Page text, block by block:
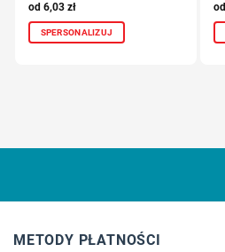
6,03 zł
SPERSONALIZUJ
METODY PŁATNOŚCI